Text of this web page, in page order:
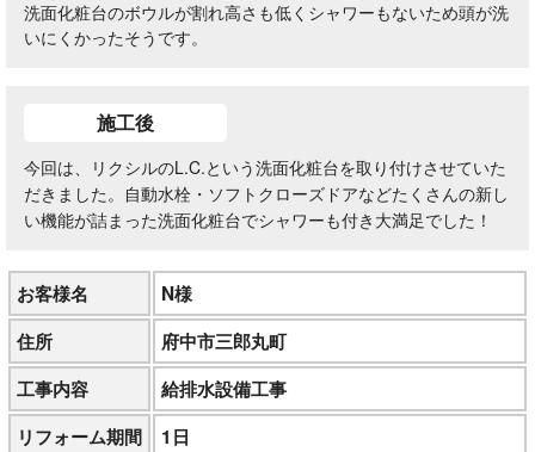
洗面化粧台のボウルが割れ高さも低くシャワーもないため頭が洗
いにくかったそうです。
施工後
今回は、リクシルのL.C.という洗面化粧台を取り付けさせていた
だきました。自動水栓・ソフトクローズドアなどたくさんの新し
い機能が詰まった洗面化粧台でシャワーも付き大満足でした！
お客様名
N様
住所
府中市三郎丸町
工事内容
給排水設備工事
リフォーム期間
1日